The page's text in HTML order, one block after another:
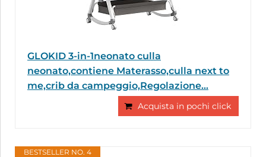
GLOKID 3-in-1neonato culla
neonato,contiene Materasso,culla next to
me,crib da campeggio,Regolazione...
Acquista in pochi click
BESTSELLER NO. 4